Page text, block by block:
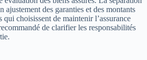
ajustement des garanties et des montants
choisissent de maintenir l’assurance
de clarifier les responsabilités